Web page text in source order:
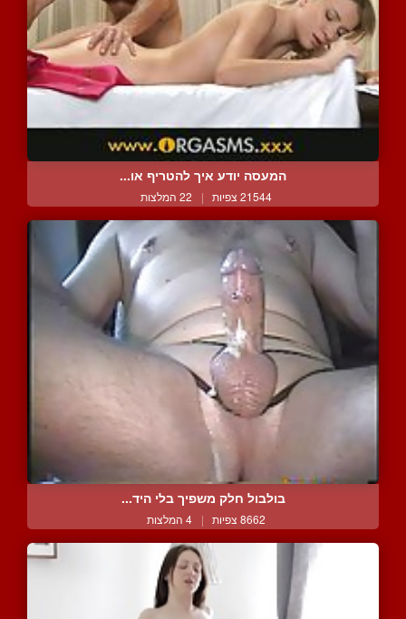
המעסה יודע איך להטריף או...
21544 צפיות | 22 המלצות
בולבול חלק משפיך בלי היד...
8662 צפיות | 4 המלצות